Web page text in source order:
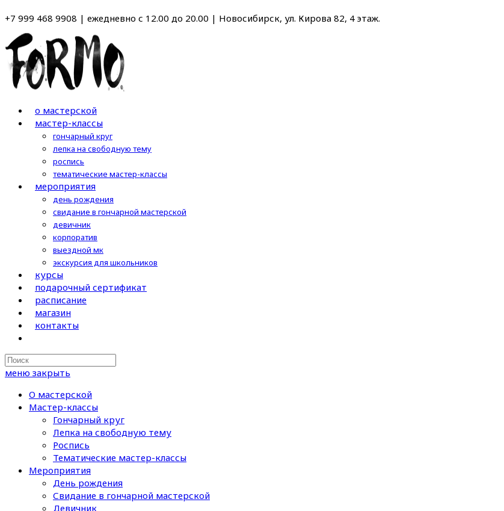
к
содержимому
+7 999 468 9908 | ежедневно с 12.00 до 20.00 | Новосибирск, ул. Кирова 82, 4 этаж.
о мастерской
мастер-классы
гончарный круг
лепка на свободную тему
роспись
тематические мастер-классы
мероприятия
день рождения
свидание в гончарной мастерской
девичник
корпоратив
выездной мк
экскурсия для школьников
курсы
подарочный сертификат
расписание
магазин
контакты
Search
this
меню закрыть
О мастерской
Мастер-классы
Гончарный круг
Лепка на свободную тему
Роспись
Тематические мастер-классы
Мероприятия
День рождения
Свидание в гончарной мастерской
Девичник